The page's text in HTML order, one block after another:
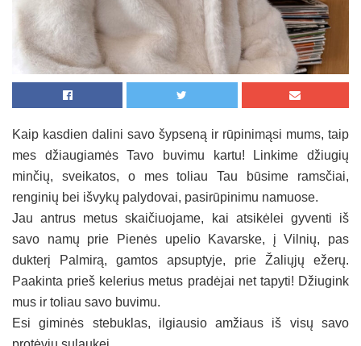
Kaip kasdien dalini savo šypseną ir rūpinimąsi mums, taip
mes džiaugiamės Tavo buvimu kartu! Linkime džiugių
minčių, sveikatos, o mes toliau Tau būsime ramsčiai,
renginių bei išvykų palydovai, pasirūpinimu namuose.
Jau antrus metus skaičiuojame, kai atsikėlei gyventi iš
savo namų prie Pienės upelio Kavarske, į Vilnių, pas
dukterį Palmirą, gamtos apsuptyje, prie Žaliųjų ežerų.
Paakinta prieš kelerius metus pradėjai net tapyti! Džiugink
mus ir toliau savo buvimu.
Esi giminės stebuklas, ilgiausio amžiaus iš visų savo